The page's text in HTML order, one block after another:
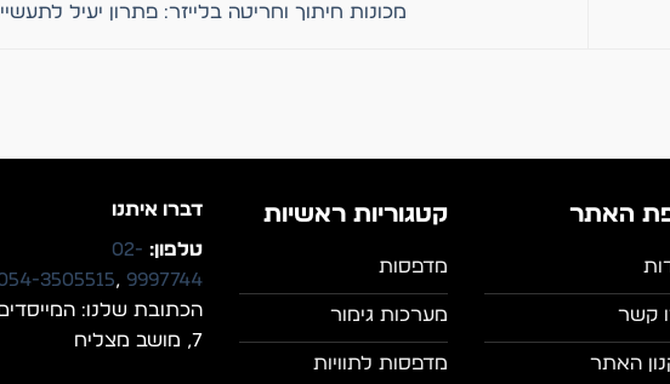
מכונות חיתוך וחריטה בלייזר: פתרון יעיל
האתר
קשר
האתר
קטגוריות ראשיות
מדפסות
מערכות גימור
מדפסות לתוויות
דברו איתנו
טלפון: 02-
9997744
,
3505515
הכתובת שלנו:
7, מושב מצליח